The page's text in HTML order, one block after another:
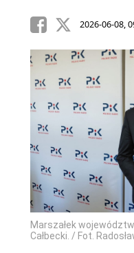
2026-06-08,
Marszałek
Całbecki. / Fot.